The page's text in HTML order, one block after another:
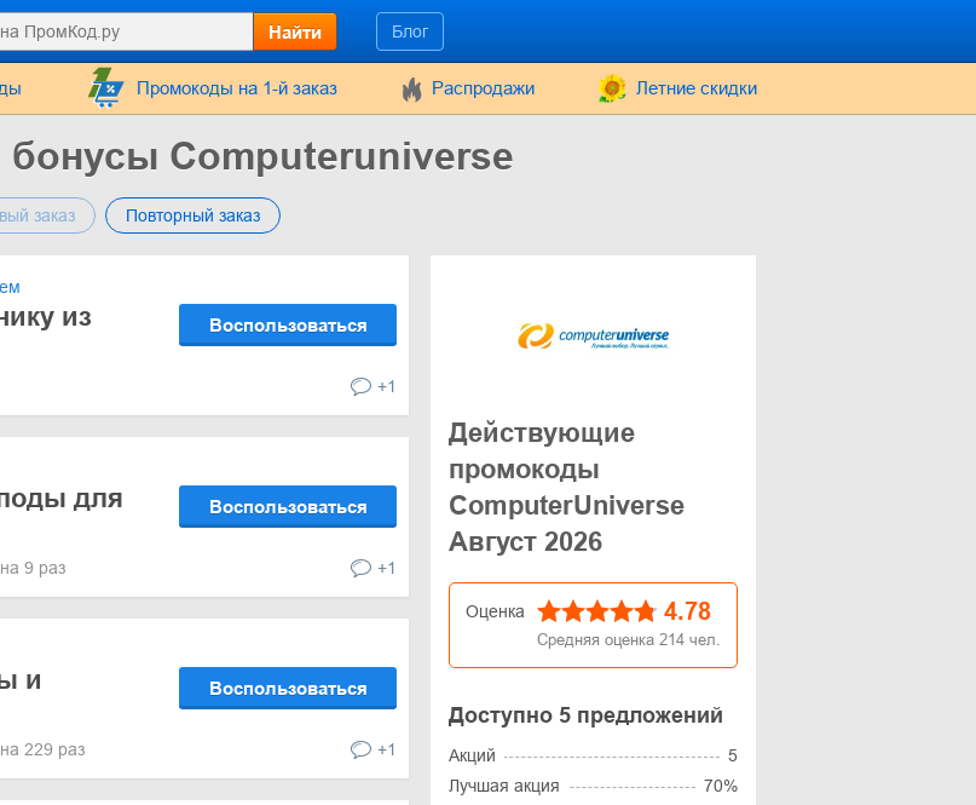
Найти Блог
Промокоды на 1-й заказ Распродажи Летние скидки
Computeruniverse
заказ Повторный заказ
из
Воспользоваться
+1
для
Воспользоваться
9 раз +1
и
Воспользоваться
229 раз +1
Действующие
промокоды
ComputerUniverse
Август 2026
Оценка 4.78
Средняя оценка 214 чел.
Доступно 5 предложений
Акций
5
Лучшая акция
70%